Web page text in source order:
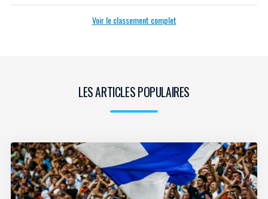
Voir le classement complet
LES ARTICLES POPULAIRES